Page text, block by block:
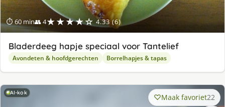
⏱ 60 min👥 4★★★★☆ 4.33 (6)
Bladerdeeg hapje speciaal voor Tantelief
Avondeten & hoofdgerechten Borrelhapjes & tapas
AI-kok Maak favoriet22